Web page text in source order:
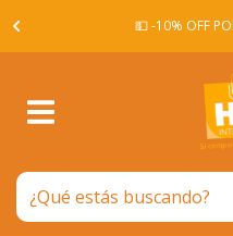
💵 -10% OFF